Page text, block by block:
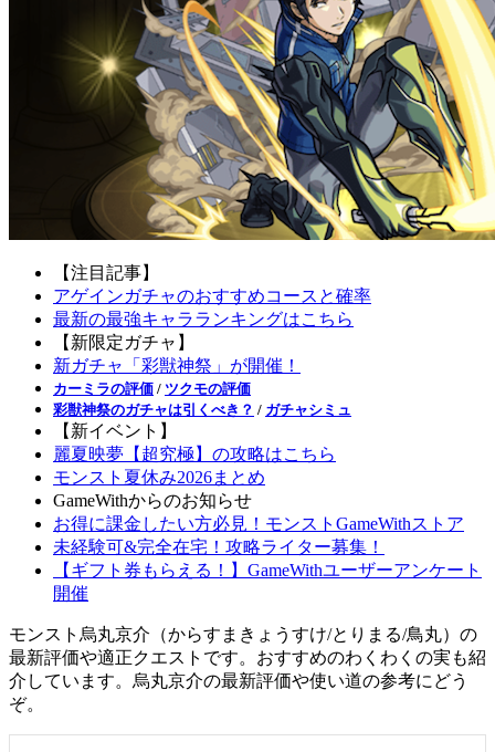
【注目記事】
アゲインガチャのおすすめコースと確率
最新の最強キャラランキングはこちら
【新限定ガチャ】
新ガチャ「彩獣神祭」が開催！
カーミラの評価 / ツクモの評価
彩獣神祭のガチャは引くべき？ / ガチャシミュ
【新イベント】
麗夏映夢【超究極】の攻略はこちら
モンスト夏休み2026まとめ
GameWithからのお知らせ
お得に課金したい方必見！モンストGameWithストア
未経験可&完全在宅！攻略ライター募集！
【ギフト券もらえる！】GameWithユーザーアンケート
開催
モンスト烏丸京介（からすまきょうすけ/とりまる/鳥丸）の
最新評価や適正クエストです。おすすめのわくわくの実も紹
介しています。烏丸京介の最新評価や使い道の参考にどう
ぞ。